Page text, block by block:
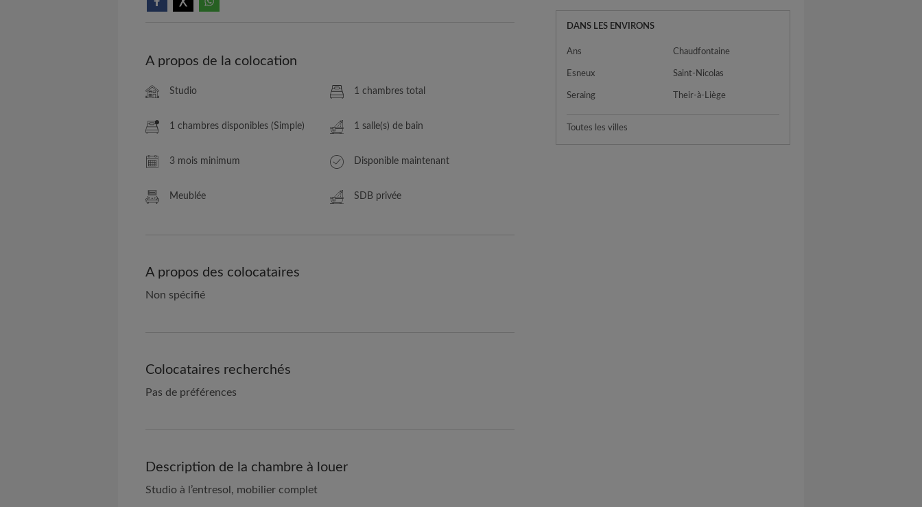
A propos de la colocation
Studio 1 chambres total
1 chambres disponibles (Simple) 1 salle(s) de bain
3 mois minimum Disponible maintenant
Meublée SDB privée
A propos des colocataires
Non spécifié
Colocataires recherchés
Pas de préférences
Description de la chambre à louer
Studio à l’entresol, mobilier complet
DANS LES ENVIRONS
Ans Chaudfontaine
Esneux Saint-Nicolas
Seraing Their-à-Liège
Toutes les villes